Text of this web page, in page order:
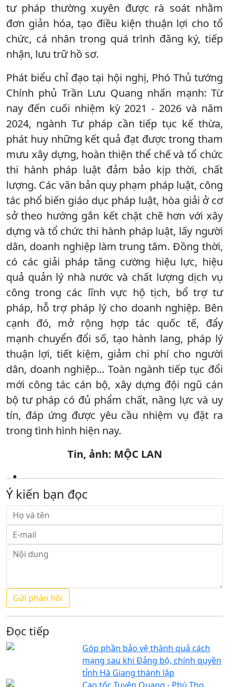
tư pháp thường xuyên được rà soát nhằm
đơn giản hóa, tạo điều kiện thuận lợi cho tổ
chức, cá nhân trong quá trình đăng ký, tiếp
nhận, lưu trữ hồ sơ.
Phát biểu chỉ đạo tại hội nghị, Phó Thủ tướng
Chính phủ Trần Lưu Quang nhấn mạnh: Từ
nay đến cuối nhiệm kỳ 2021 - 2026 và năm
2024, ngành Tư pháp cần tiếp tục kế thừa,
phát huy những kết quả đạt được trong tham
mưu xây dựng, hoàn thiện thể chế và tổ chức
thi hành pháp luật đảm bảo kịp thời, chất
lượng. Các văn bản quy phạm pháp luật, công
tác phổ biến giáo dục pháp luật, hòa giải ở cơ
sở theo hướng gắn kết chặt chẽ hơn với xây
dựng và tổ chức thi hành pháp luật, lấy người
dân, doanh nghiệp làm trung tâm. Đồng thời,
có các giải pháp tăng cường hiệu lực, hiệu
quả quản lý nhà nước và chất lượng dịch vụ
công trong các lĩnh vực hộ tịch, bổ trợ tư
pháp, hỗ trợ pháp lý cho doanh nghiệp. Bên
cạnh đó, mở rộng hợp tác quốc tế, đẩy
mạnh chuyển đổi số, tạo hành lang, pháp lý
thuận lợi, tiết kiệm, giảm chi phí cho người
dân, doanh nghiệp... Toàn ngành tiếp tục đổi
mới công tác cán bộ, xây dựng đội ngũ cán
bộ tư pháp có đủ phẩm chất, năng lực và uy
tín, đáp ứng được yêu cầu nhiệm vụ đặt ra
trong tình hình hiện nay.
Tin, ảnh: MỘC LAN
Ý kiến bạn đọc
Đọc tiếp
Góp phần bảo vệ thành quả cách
mạng sau khi Đảng bộ, chính quyền
tỉnh Hà Giang thành lập